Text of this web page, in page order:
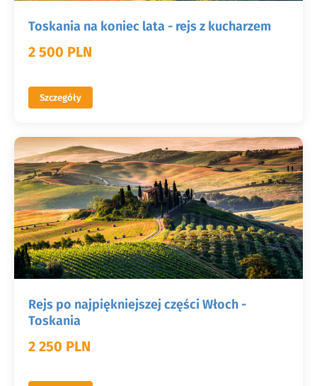
Toskania na koniec lata - rejs z kucharzem
2 500 PLN
Szczegóły
Rejs po najpiękniejszej części Włoch -
Toskania
2 250 PLN